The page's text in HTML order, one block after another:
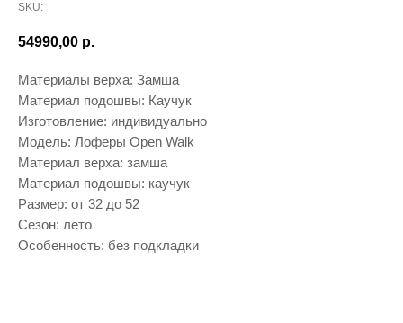
SKU:
54990,00 р.
Материалы верха: Замша
Материал подошвы: Каучук
Изготовление: индивидуально
Модель: Лоферы Open Walk
Материал верха: замша
Материал подошвы: каучук
Размер: от 32 до 52
Сезон: лето
Особенность: без подкладки